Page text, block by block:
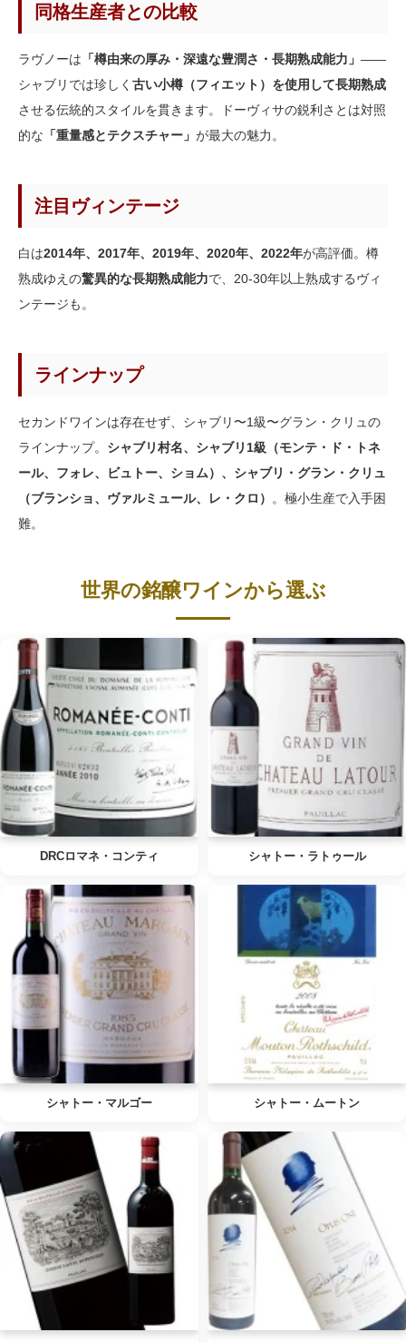
同格生産者との比較
ラヴノーは 「樽由来の厚み・深遠な豊潤さ・長期熟成能力」 ——
シャブリでは珍しく 古い小樽（フィエット）を使用して長期熟成
させる伝統的スタイルを貫きます。ドーヴィサの鋭利さとは対照
的な 「重量感とテクスチャー」 が最大の魅力。
注目ヴィンテージ
白は2014年、2017年、2019年、2020年、2022年が高評価。樽
熟成ゆえの驚異的な長期熟成能力で、20-30年以上熟成するヴィ
ンテージも。
ラインナップ
セカンドワインは存在せず、シャブリ〜1級〜グラン・クリュの
ラインナップ。 シャブリ村名、シャブリ1級（モンテ・ド・トネ
ール、フォレ、ビュトー、ショム）、シャブリ・グラン・クリュ
（ブランショ、ヴァルミュール、レ・クロ）
。極小生産で入手困
難。
世界の銘醸ワインから選ぶ
DRCロマネ・コンティ シャトー・ラトゥール
シャトー・マルゴー シャトー・ムートン